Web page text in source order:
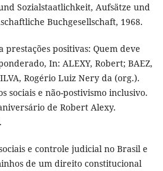
Sozialstaatlichkeit, Aufsätze und
Buchgesellschaft, 1968.
prestações positivas: Quem deve
In: ALEXY, Robert; BAEZ,
Rogério Luiz Nery da (org.).
sociais e não-postivismo inclusivo.
de Robert Alexy.
e controle judicial no Brasil e
de um direito constitucional